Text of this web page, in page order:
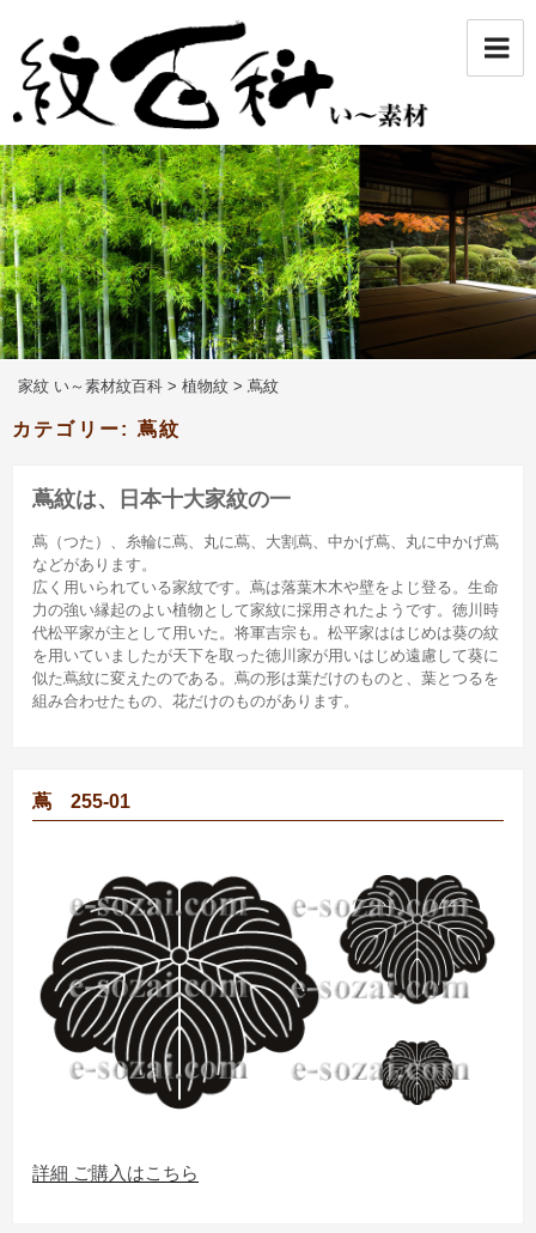
ツ
へ
ス
キ
ッ
プ
家紋 い～素材紋百科 > 植物紋 > 蔦紋
カテゴリー: 蔦紋
蔦紋は、日本十大家紋の一
蔦（つた）、糸輪に蔦、丸に蔦、大割蔦、中かげ蔦、丸に中かげ蔦
などがあります。
広く用いられている家紋です。蔦は落葉木木や壁をよじ登る。生命
力の強い縁起のよい植物として家紋に採用されたようです。徳川時
代松平家が主として用いた。将軍吉宗も。松平家ははじめは葵の紋
を用いていましたが天下を取った徳川家が用いはじめ遠慮して葵に
似た蔦紋に変えたのである。蔦の形は葉だけのものと、葉とつるを
組み合わせたもの、花だけのものがあります。
蔦 255-01
詳細 ご購入はこちら